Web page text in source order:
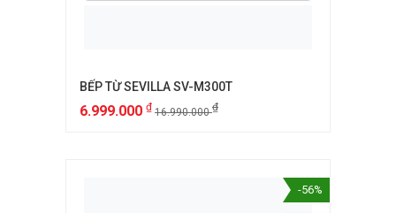
BẾP TỪ SEVILLA SV-M300T
6.999.000 ₫ 16.990.000₫
-56%